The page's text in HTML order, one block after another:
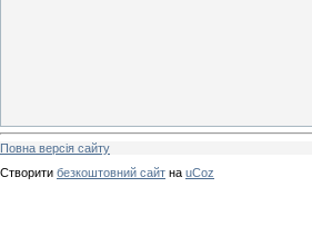
Повна версія сайту
Створити безкоштовний сайт на uCoz